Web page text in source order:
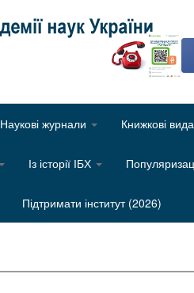
Оберіть свою
Наукові журнали Книжкові
Із історії ІБХ
Підтримати інститут (2026)